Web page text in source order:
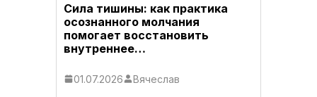
Сила тишины: как практика
осознанного молчания
помогает восстановить
внутреннее…
01.07.2026 Вячеслав